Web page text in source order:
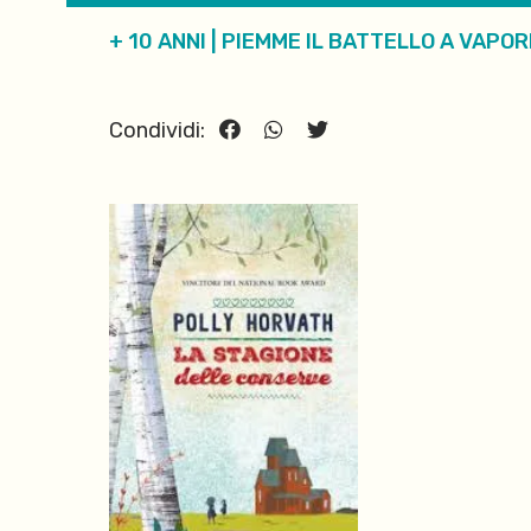
+ 10 ANNI PIEMME IL BATTELLO A
Condividi: